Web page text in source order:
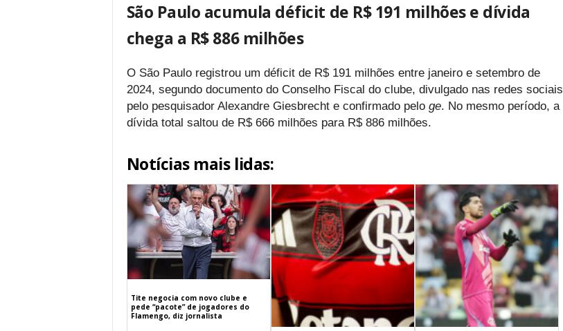
São Paulo acumula déficit de R$ 191 milhões e dívida
chega a R$ 886 milhões
O São Paulo registrou um déficit de R$ 191 milhões entre janeiro e setembro de
2024, segundo documento do Conselho Fiscal do clube, divulgado nas redes sociais
pelo pesquisador Alexandre Giesbrecht e confirmado pelo ge. No mesmo período, a
dívida total saltou de R$ 666 milhões para R$ 886 milhões.
Notícias mais lidas:
Tite negocia com novo clube e
pede “pacote” de jogadores do
Flamengo, diz jornalista